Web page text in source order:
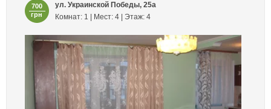
700
грн
ул. Украинской Победы, 25а
Комнат: 1 | Мест: 4 | Этаж: 4